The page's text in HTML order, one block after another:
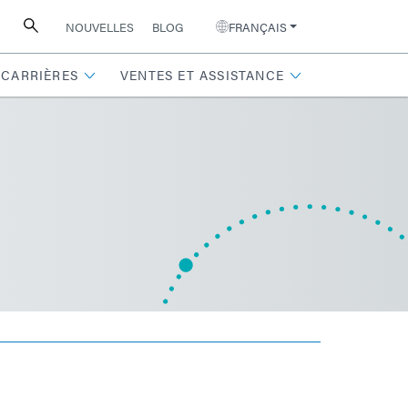
NOUVELLES BLOG FRANÇAIS
CARRIÈRES VENTES ET ASSISTANCE